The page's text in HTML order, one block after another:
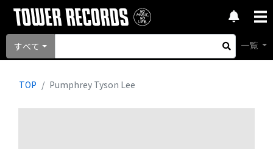
すべて 一覧
TOP Pumphrey Tyson Lee